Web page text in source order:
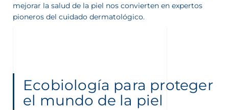
mejorar la salud de la piel nos convierten en expertos
pioneros del cuidado dermatológico.
Ecobiología para proteger
el mundo de la piel